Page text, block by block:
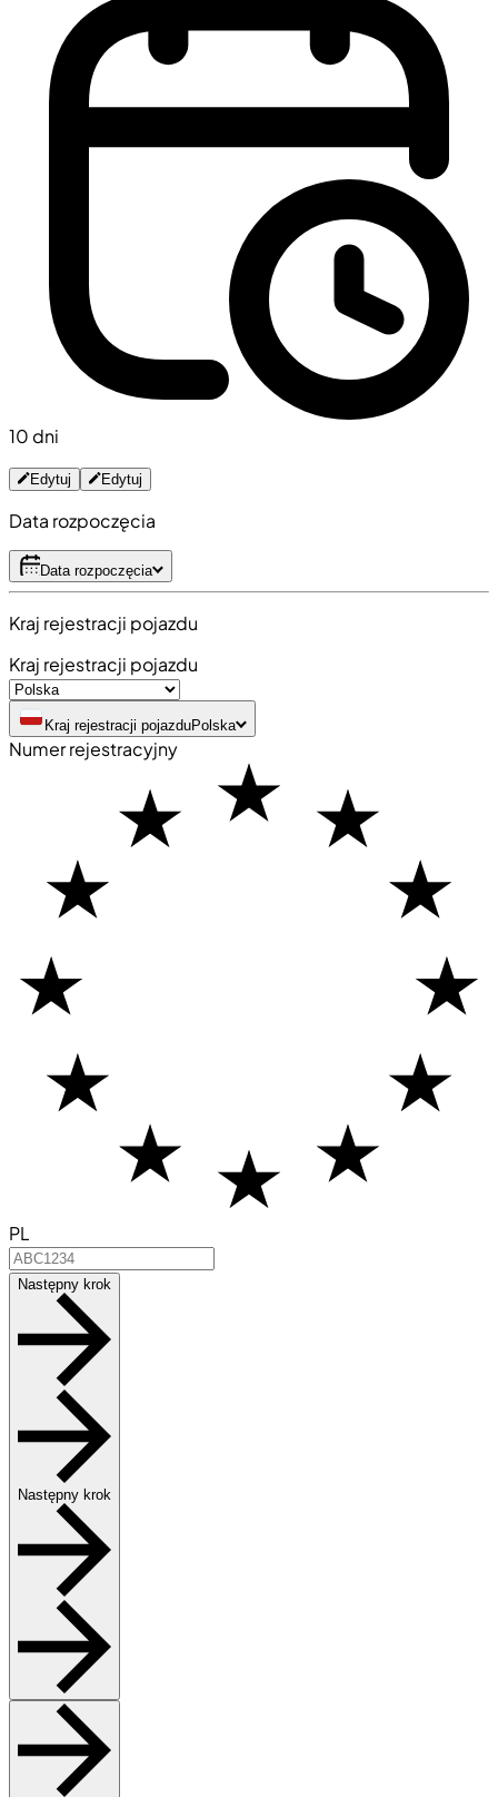
10 dni
Edytuj Edytuj
Data rozpoczęcia
Data rozpoczęcia
Kraj rejestracji pojazdu
Kraj rejestracji pojazdu
Kraj rejestracji pojazduPolska
Numer rejestracyjny
PL
Następny krok
Następny krok